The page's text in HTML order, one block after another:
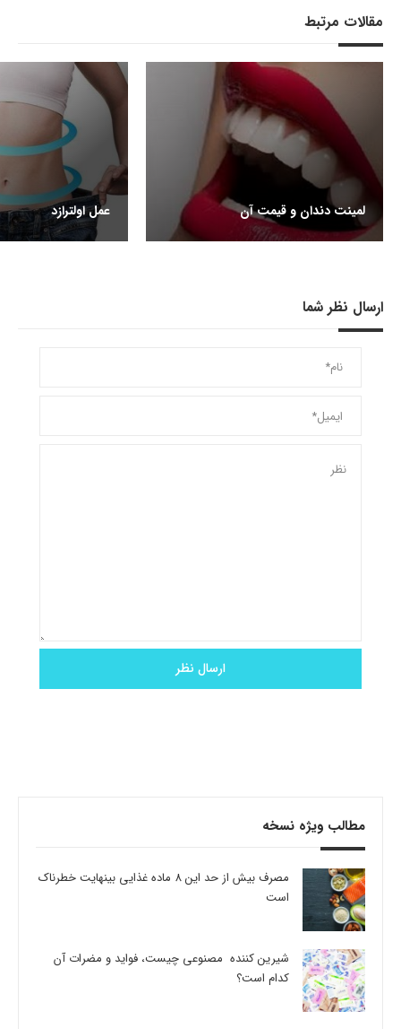
مقالات مرتبط
لمینت دندان و قیمت آن عمل اولترازد
ارسال نظر شما
مطالب ویژه نسخه
مصرف بیش از حد این 8 ماده غذایی بینهایت خطرناک
است
شیرین کننده مصنوعی چیست، فواید و مضرات آن
کدام است؟